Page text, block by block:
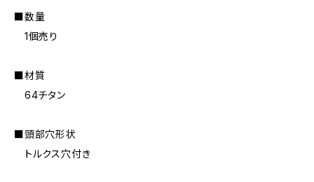
■数量
1個売り
■材質
64チタン
■頭部穴形状
トルクス穴付き